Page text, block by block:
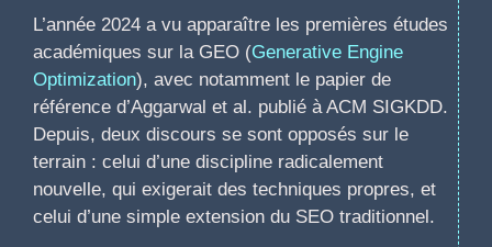
L’année 2024 a vu apparaître les premières études
académiques sur la GEO (Generative Engine
Optimization), avec notamment le papier de
référence d’Aggarwal et al. publié à ACM SIGKDD.
Depuis, deux discours se sont opposés sur le
terrain : celui d’une discipline radicalement
nouvelle, qui exigerait des techniques propres, et
celui d’une simple extension du SEO traditionnel.